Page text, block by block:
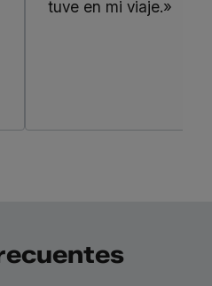
tuve en mi viaje.»